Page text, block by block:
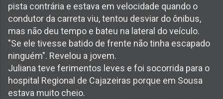
pista contrária e estava em velocidade quando o
condutor da carreta viu, tentou desviar do ônibus,
mas não deu tempo e bateu na lateral do veículo.
"Se ele tivesse batido de frente não tinha escapado
ninguém". Revelou a jovem.
Juliana teve ferimentos leves e foi socorrida para o
hospital Regional de Cajazeiras porque em Sousa
estava muito cheio.